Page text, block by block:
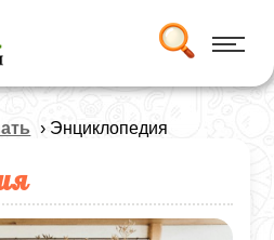
› Энциклопедия